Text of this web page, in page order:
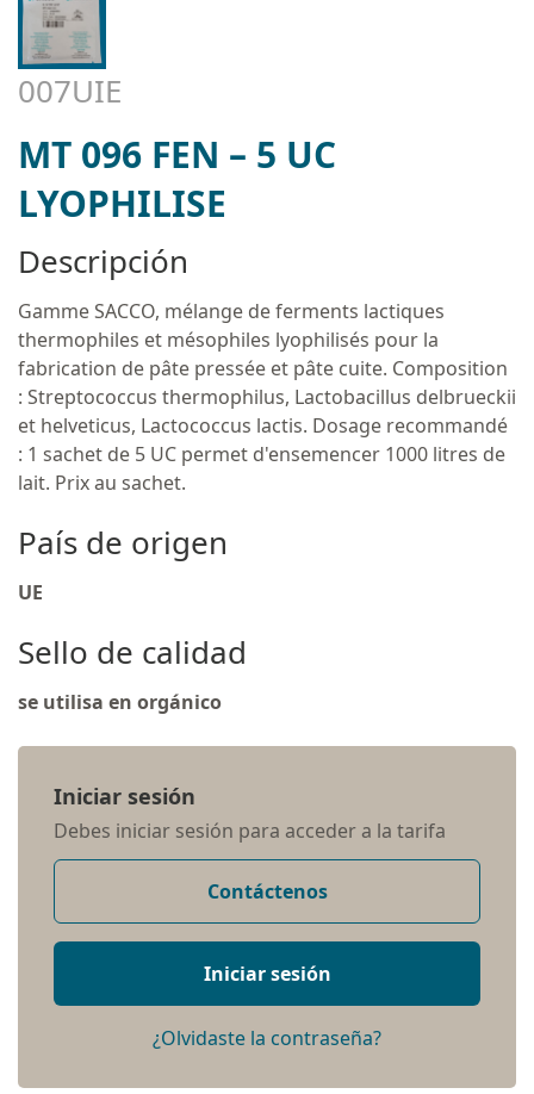
007UIE
MT 096 FEN – 5 UC
LYOPHILISE
Descripción
Gamme SACCO, mélange de ferments lactiques
thermophiles et mésophiles lyophilisés pour la
fabrication de pâte pressée et pâte cuite. Composition
: Streptococcus thermophilus, Lactobacillus delbrueckii
et helveticus, Lactococcus lactis. Dosage recommandé
: 1 sachet de 5 UC permet d'ensemencer 1000 litres de
lait. Prix au sachet.
País de origen
UE
Sello de calidad
se utilisa en orgánico
Iniciar sesión
Debes iniciar sesión para acceder a la tarifa
Contáctenos
Iniciar sesión
¿Olvidaste la contraseña?